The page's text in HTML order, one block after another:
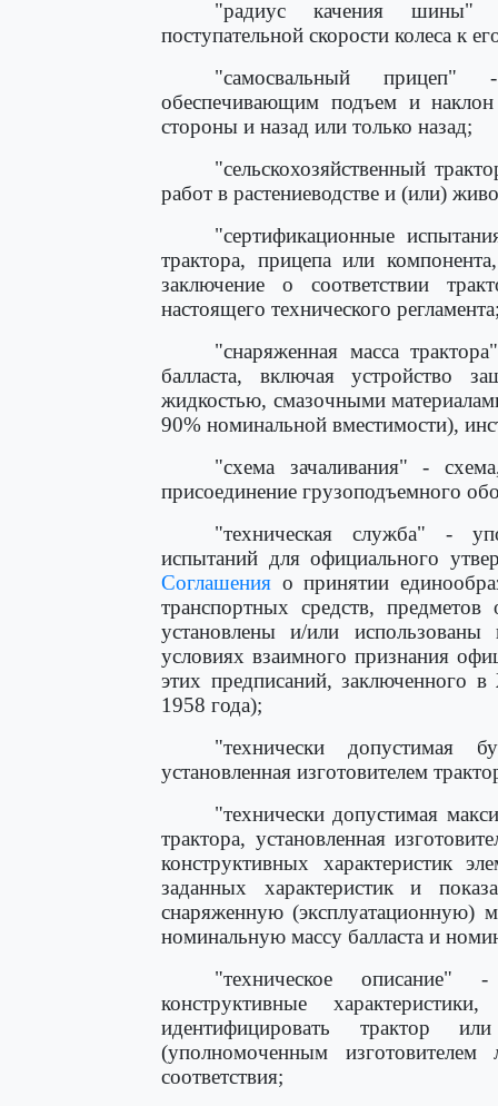
"радиус качения шины"
поступательной скорости колеса к
"самосвальный прицеп"
обеспечивающим подъем и
стороны и назад или только назад;
"сельскохозяйственный
работ в растениеводстве и (или)
"сертификационные
трактора, прицепа или
заключение о соответствии
настоящего технического
"снаряженная масса
балласта, включая устройство
жидкостью, смазочными
90% номинальной вместимости),
"схема зачаливания" -
присоединение грузоподъемного
"техническая служба" -
испытаний для официального
Соглашения о принятии
транспортных средств,
установлены и/или
условиях взаимного признания
этих предписаний, заключенного
1958 года);
"технически допустимая
установленная изготовителем
"технически допустимая
трактора, установленная
конструктивных характеристик
заданных характеристик и
снаряженную (эксплуатационную)
номинальную массу балласта и
"техническое
конструктивные
идентифицировать трактор
(уполномоченным
соответствия;